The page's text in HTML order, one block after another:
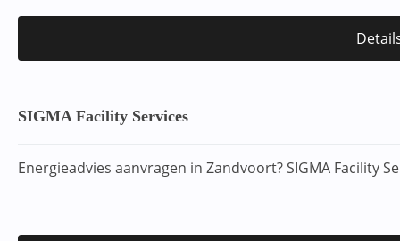
SIGMA Facility Services
Energieadvies aanvragen in Zandvoort? SIGMA Facility